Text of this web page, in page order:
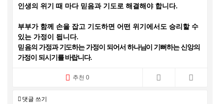
인생의 위기 때 마다 믿음과 기도로 해결해야 합니다.
부부가 함께 손을 잡고 기도하면 어떤 위기에서도 승리할 수
있는 가정이 됩니다.
믿음의 가정과 기도하는 가정이 되어서 하나님이 기뻐하는 신앙의
가정이 되시기를 바랍니다.
추천 0
댓글 쓰기